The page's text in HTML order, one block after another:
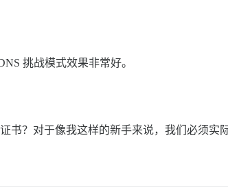
挑战模式效果非常好。
？对于像我这样的新手来说，我们必须实